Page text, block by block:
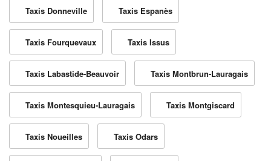
Taxis Donneville Taxis Espanès
Taxis Fourquevaux Taxis Issus
Taxis Labastide-Beauvoir Taxis Montbrun-Lauragais
Taxis Montesquieu-Lauragais Taxis Montgiscard
Taxis Noueilles Taxis Odars